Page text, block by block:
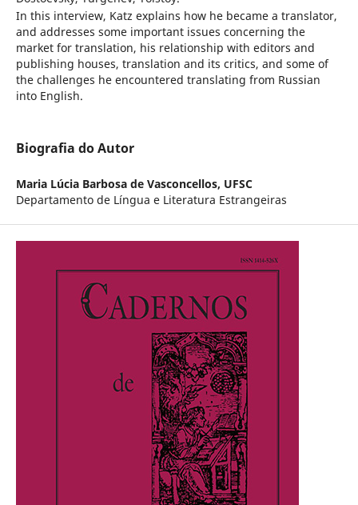
In this interview, Katz explains how he became a translator,
and addresses some important issues concerning the
market for translation, his relationship with editors and
publishing houses, translation and its critics, and some of
the challenges he encountered translating from Russian
into English.
Biografia do Autor
Maria Lúcia Barbosa de Vasconcellos, UFSC
Departamento de Língua e Literatura Estrangeiras